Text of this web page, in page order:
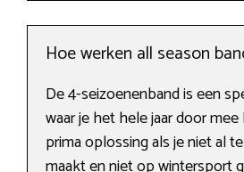
Hoe werken all season
De 4-seizoenenband is een
waar je het hele jaar door
prima oplossing als je niet al